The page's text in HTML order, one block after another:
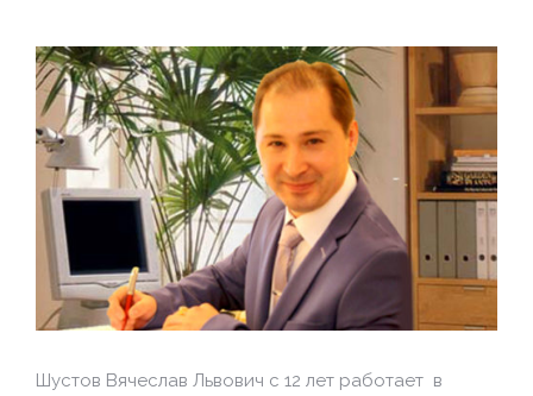
Шустов Вячеслав Львович с 12 лет работает в